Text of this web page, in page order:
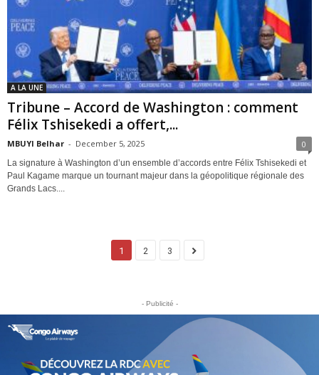
A LA UNE
Tribune – Accord de Washington : comment
Félix Tshisekedi a offert,...
MBUYI Belhar - December 5, 2025 0
La signature à Washington d’un ensemble d’accords entre Félix Tshisekedi et
Paul Kagame marque un tournant majeur dans la géopolitique régionale des
Grands Lacs....
1 2 3
- Publicité -